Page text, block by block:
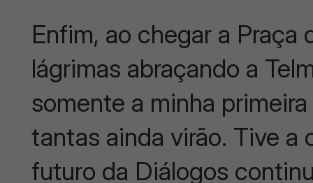
Enfim, ao chegar a Praça
lágrimas abraçando a
somente a minha
tantas ainda virão. Tive a
futuro da Diálogos